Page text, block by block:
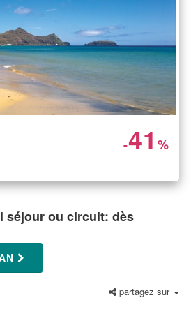
-41 %
séjour ou circuit: dès
partagez sur